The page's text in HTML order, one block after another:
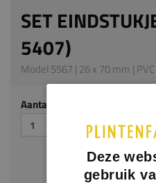
SET
5407)
Model 5567 | 26 x 70 mm | PVC
Aantal stuks
Deze
gebruik